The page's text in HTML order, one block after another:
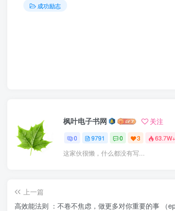
成功励志
枫叶电子书网 关注
0 9791 0 3 63.7W+
这家伙很懒，什么都没有写...
上一篇
高效能法则 ：不卷不焦虑，做更多对你重要的事 （